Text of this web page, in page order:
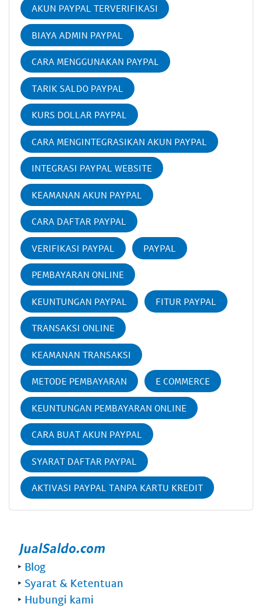
AKUN PAYPAL TERVERIFIKASI
BIAYA ADMIN PAYPAL
CARA MENGGUNAKAN PAYPAL
TARIK SALDO PAYPAL
KURS DOLLAR PAYPAL
CARA MENGINTEGRASIKAN AKUN PAYPAL
INTEGRASI PAYPAL WEBSITE
KEAMANAN AKUN PAYPAL
CARA DAFTAR PAYPAL
VERIFIKASI PAYPAL PAYPAL
PEMBAYARAN ONLINE
KEUNTUNGAN PAYPAL FITUR PAYPAL
TRANSAKSI ONLINE
KEAMANAN TRANSAKSI
METODE PEMBAYARAN E COMMERCE
KEUNTUNGAN PEMBAYARAN ONLINE
CARA BUAT AKUN PAYPAL
SYARAT DAFTAR PAYPAL
AKTIVASI PAYPAL TANPA KARTU KREDIT
‣ Blog
‣ Syarat & Ketentuan
‣ Hubungi kami